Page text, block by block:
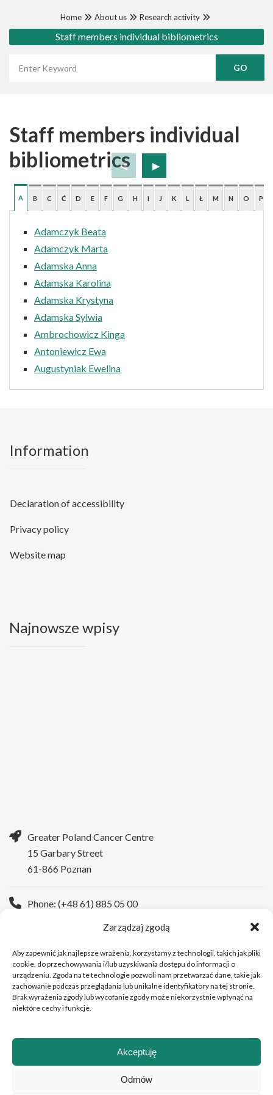
Zarządzaj zgodą
Aby zapewnić jak najlepsze wrażenia, korzystamy z technologii, takich jak pliki
cookie, do przechowywania i/lub uzyskiwania dostępu do informacji o
urządzeniu. Zgoda na te technologie pozwoli nam przetwarzać dane, takie jak
zachowanie podczas przeglądania lub unikalne identyfikatory na tej stronie.
Brak wyrażenia zgody lub wycofanie zgody może niekorzystnie wpłynąć na
niektóre cechy i funkcje.
Akceptuję
Odmów
Home About us Research activity
Staff members individual bibliometrics
Staff members individual
bibliometrics
A B C Ć D E F G H I J K L Ł M N O P
Adamczyk Beata
Adamczyk Marta
Adamska Anna
Adamska Karolina
Adamska Krystyna
Adamska Sylwia
Ambrochowicz Kinga
Antoniewicz Ewa
Augustyniak Ewelina
Information
Declaration of accessibility
Privacy policy
Website map
Najnowsze wpisy
Greater Poland Cancer Centre
15 Garbary Street
61-866 Poznan
Phone: (+48 61) 885 05 00
Copyright © 2026Greater Poland Cancer Centre